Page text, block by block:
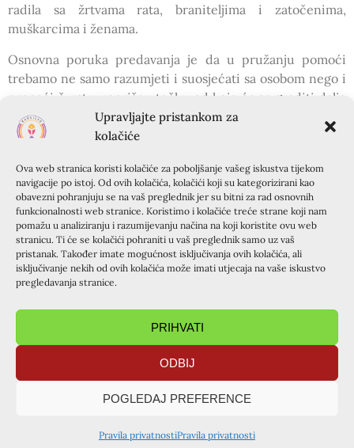
Upravljajte pristankom za
kolačiće
Ova web stranica koristi kolačiće za poboljšanje vašeg iskustva tijekom
navigacije po istoj. Od ovih kolačića, kolačići koji su kategorizirani kao
obavezni pohranjuju se na vaš preglednik jer su bitni za rad osnovnih
funkcionalnosti web stranice. Koristimo i kolačiće treće strane koji nam
pomažu u analiziranju i razumijevanju načina na koji koristite ovu web
stranicu. Ti će se kolačići pohraniti u vaš preglednik samo uz vaš
pristanak. Također imate mogućnost isključivanja ovih kolačića, ali
isključivanje nekih od ovih kolačića može imati utjecaja na vaše iskustvo
pregledavanja stranice.
PRIHVATI
ODBIJ
POGLEDAJ PREFERENCE
Pravila privatnostiPravila privatnosti
radila sa žrtvama rata, braniteljima i zatočenima,
muškarcima i ženama.
Osnovna poruka predavanja je da u pružanju pomoći
trebamo ne samo razumjeti i suosjećati sa osobom nego i
pronaći čvrstu uporišnu točku od koje će se graditi dalje
i dovesti traumatiziranu osobu do osamostaljenja i
ozdravljenja.
da ne izgore u pružanju pomoći. Zato je važno da se
baren dva puta mjesečno sastaju i rješavaju svoje traume
nastale u radu s traumatiziranim osobama, razgovarajući
međusobno o teškim i za pružatelja pomoći nerješivim
situacijama.
Nakon iznimno zanimljivog i primjerima bogatog
predavanja uslijedila su brojna pitanja kao i dogovor za
buduću suradnju sa dr.Kocijan, čemu se unaprijed
PRETHODNA OBJAVA SLIJEDEĆA OBJAVA